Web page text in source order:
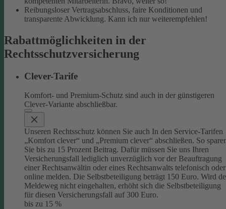
Reibungsloser Vertragsabschluss, faire Konditionen und
transparente Abwicklung. Kann ich nur weiterempfehlen!
Rabattmöglichkeiten in der
Rechtsschutzversicherung
Clever-Tarife
Komfort- und Premium-Schutz sind auch in der günstigeren
Clever-Variante abschließbar.
Unseren Rechtsschutz können Sie auch In den Service-Tarifen
„Komfort clever“ und „Premium clever“ abschließen. So
Sie bis zu 15 Prozent Beitrag. Dafür müssen Sie uns Ihren
Versicherungsfall lediglich unverzüglich vor der Beauftragung
einer Rechtsanwältin oder eines Rechtsanwalts telefonisch oder
online melden. Die Selbstbeteiligung beträgt 150 Euro. Wird
Meldeweg nicht eingehalten, erhöht sich die Selbstbeteiligung
für diesen Versicherungsfall auf 300 Euro.
bis zu 15 %